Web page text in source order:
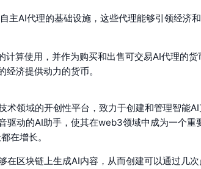
主AI代理的基础设施，这些代理能够引领经济
计算使用，并作为购买和出售可交易AI代理的
济提供动力的货币。
术领域的开创性平台，致力于创建和管理智能
驱动的AI助手，使其在web3领域中成为一个重
在增长。
在区块链上生成AI内容，从而创建可以通过几